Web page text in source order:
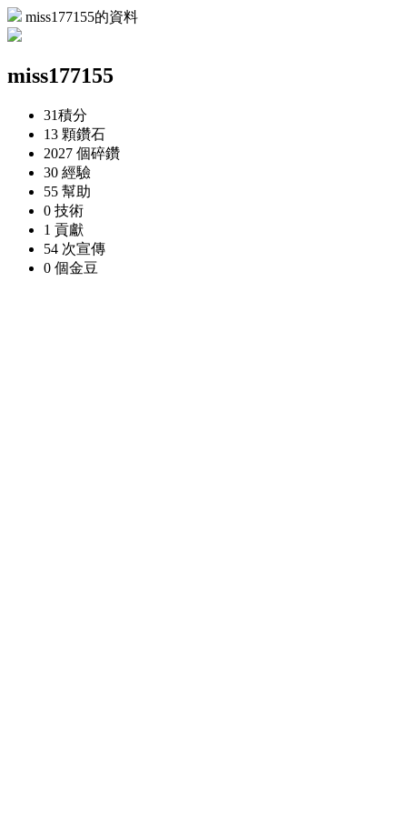
miss177155的資料
miss177155
31積分
13 顆鑽石
2027 個碎鑽
30 經驗
55 幫助
0 技術
1 貢獻
54 次宣傳
0 個金豆